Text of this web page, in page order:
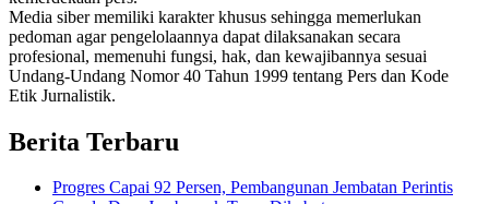
Media siber memiliki karakter khusus sehingga memerlukan
pedoman agar pengelolaannya dapat dilaksanakan secara
profesional, memenuhi fungsi, hak, dan kewajibannya sesuai
Undang-Undang Nomor 40 Tahun 1999 tentang Pers dan Kode
Etik Jurnalistik.
Berita Terbaru
Progres Capai 92 Persen, Pembangunan Jembatan Perintis